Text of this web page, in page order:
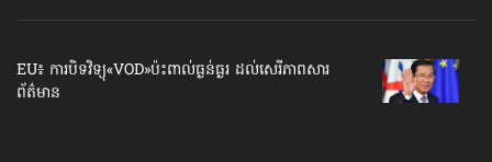
EU៖ ការបិទវិទ្យុ«VOD»ប៉ះពាល់ធ្ងន់ធ្ងរ ដល់សេរីភាព​សារ
ព័ត៌មាន